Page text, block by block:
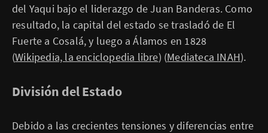
del Yaqui bajo el liderazgo de Juan Banderas. Como
resultado, la capital del estado se trasladó de El
Fuerte a Cosalá, y luego a Álamos en 1828​
(Wikipedia, la enciclopedia libre)​​ (Mediateca INAH)​.
División del Estado
Debido a las crecientes tensiones y diferencias entre